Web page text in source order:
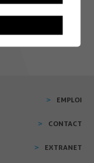
EMPLOI
CONTACT
EXTRANET